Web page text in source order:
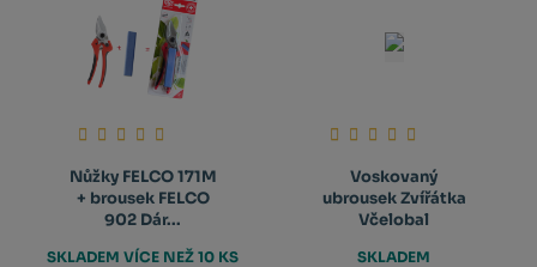
Nůžky FELCO 171M
+ brousek FELCO
902 Dár...
SKLADEM VÍCE NEŽ 10 KS
Voskovaný
ubrousek Zvířátka
Včelobal
SKLADEM